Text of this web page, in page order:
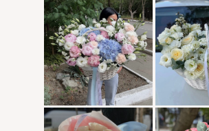
Помогаем
составить тот
самый букет